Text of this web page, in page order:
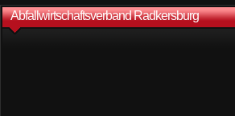
Abfallwirtschaftsverband Radkersburg